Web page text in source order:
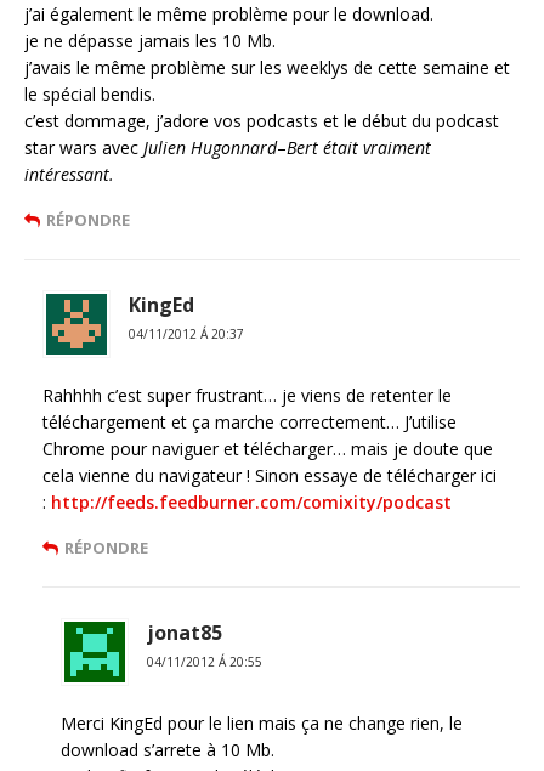
j’ai également le même problème pour le download.
je ne dépasse jamais les 10 Mb.
j’avais le même problème sur les weeklys de cette semaine et
le spécial bendis.
c’est dommage, j’adore vos podcasts et le début du podcast
star wars avec Julien Hugonnard–Bert était vraiment
intéressant.
RÉPONDRE
KingEd
04/11/2012 Á 20:37
Rahhhh c’est super frustrant… je viens de retenter le
téléchargement et ça marche correctement… J’utilise
Chrome pour naviguer et télécharger… mais je doute que
cela vienne du navigateur ! Sinon essaye de télécharger ici
: http://feeds.feedburner.com/comixity/podcast
RÉPONDRE
jonat85
04/11/2012 Á 20:55
Merci KingEd pour le lien mais ça ne change rien, le
download s’arrete à 10 Mb.